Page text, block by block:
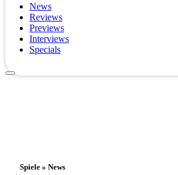
News
Reviews
Previews
Interviews
Specials
Spiele » News